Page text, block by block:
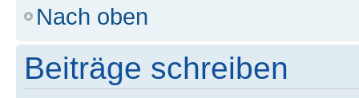
Nach oben
Beiträge schreiben